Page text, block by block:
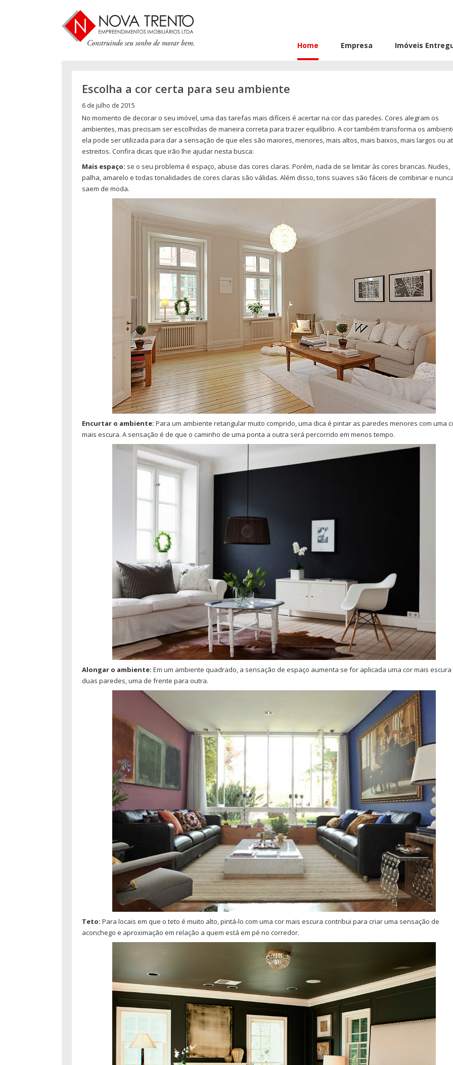
Home Empresa Imóveis
Escolha a cor certa para seu ambiente
6 de julho de 2015
No momento de decorar o seu imóvel, uma das tarefas mais difíceis é acertar na cor das paredes. Cores alegram os
ambientes, mas precisam ser escolhidas de maneira correta para trazer equilíbrio. A cor também transforma os
ela pode ser utilizada para dar a sensação de que eles são maiores, menores, mais altos, mais baixos, mais largos ou
estreitos. Confira dicas que irão lhe ajudar nesta busca:
Mais espaço: se o seu problema é espaço, abuse das cores claras. Porém, nada de se limitar às cores brancas. Nudes,
palha, amarelo e todas tonalidades de cores claras são válidas. Além disso, tons suaves são fáceis de combinar e nunca
saem de moda.
Encurtar o ambiente: Para um ambiente retangular muito comprido, uma dica é pintar as paredes menores com uma
mais escura. A sensação é de que o caminho de uma ponta a outra será percorrido em menos tempo.
Alongar o ambiente: Em um ambiente quadrado, a sensação de espaço aumenta se for aplicada uma cor mais escura
duas paredes, uma de frente para outra.
Teto: Para locais em que o teto é muito alto, pintá-lo com uma cor mais escura contribui para criar uma sensação de
aconchego e aproximação em relação a quem está em pé no corredor.